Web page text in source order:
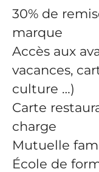
30% de
marque
Accès aux
vacances,
culture …)
Carte
charge
Mutuelle
École de